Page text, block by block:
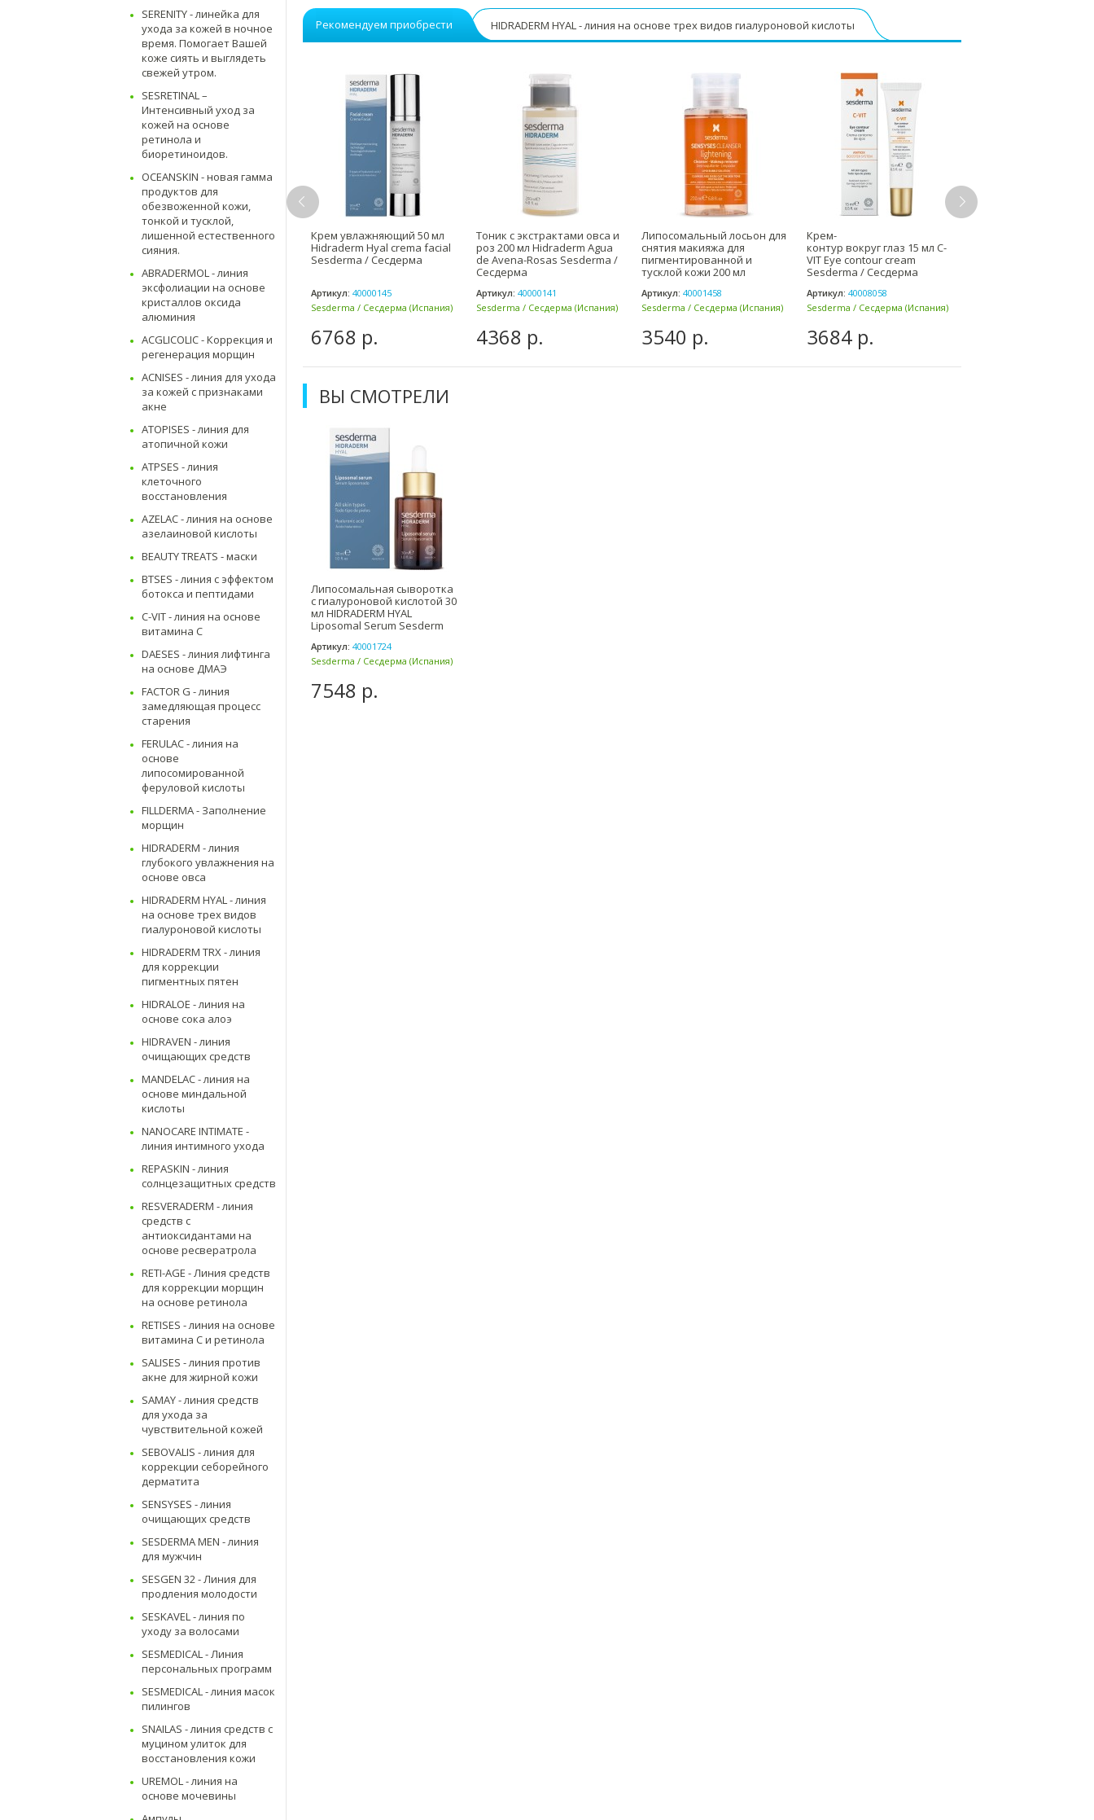
SERENITY - линейка для
ухода за кожей в ночное
время. Помогает Вашей
коже сиять и выглядеть
свежей утром.
SESRETINAL –
Интенсивный уход за
кожей на основе
ретинола и
биоретиноидов.
OCEANSKIN - новая гамма
продуктов для
обезвоженной кожи,
тонкой и тусклой,
лишенной естественного
сияния.
ABRADERMOL - линия
эксфолиации на основе
кристаллов оксида
алюминия
ACGLICOLIC - Коррекция и
регенерация морщин
ACNISES - линия для ухода
за кожей с признаками
акне
ATOPISES - линия для
атопичной кожи
ATPSES - линия
клеточного
восстановления
AZELAC - линия на основе
азелаиновой кислоты
BEAUTY TREATS - маски
BTSES - линия с эффектом
ботокса и пептидами
C-VIT - линия на основе
витамина C
DAESES - линия лифтинга
на основе ДМАЭ
FACTOR G - линия
замедляющая процесс
старения
FERULAC - линия на
основе
липосомированной
феруловой кислоты
FILLDERMA - Заполнение
морщин
HIDRADERM - линия
глубокого увлажнения на
основе овса
HIDRADERM HYAL - линия
на основе трех видов
гиалуроновой кислоты
HIDRADERM TRX - линия
для коррекции
пигментных пятен
HIDRALOE - линия на
основе сока алоэ
HIDRAVEN - линия
очищающих средств
MANDELAC - линия на
основе миндальной
кислоты
NANOCARE INTIMATE -
линия интимного ухода
REPASKIN - линия
солнцезащитных средств
RESVERADERM - линия
средств с
антиоксидантами на
основе ресвератрола
RETI-AGE - Линия средств
для коррекции морщин
на основе ретинола
RETISES - линия на основе
витамина С и ретинола
SALISES - линия против
акне для жирной кожи
SAMAY - линия средств
для ухода за
чувствительной кожей
SEBOVALIS - линия для
коррекции себорейного
дерматита
SENSYSES - линия
очищающих средств
SESDERMA MEN - линия
для мужчин
SESGEN 32 - Линия для
продления молодости
SESKAVEL - линия по
уходу за волосами
SESMEDICAL - Линия
персональных программ
SESMEDICAL - линия масок
пилингов
SNAILAS - линия средств с
муцином улиток для
восстановления кожи
UREMOL - линия на
основе мочевины
Рекомендуем приобрести HIDRADERM HYAL - линия на основе трех видов гиалуроновой кислоты
C-VIT
Увлажняющий крем для лица 50
мл
Артикул:40002442
Sesderma / Сесдерма (Испания)
7332 р.
Крем увлажняющий 50 мл
Hidraderm Hyal crema facial
Sesderma / Сесдерма
Артикул: 40000145
Sesderma / Сесдерма (Испания)
6768 р.
Тоник с экстрактами овса и
роз 200 мл Hidraderm Agua
de Avena-Rosas Sesderma /
Сесдерма
Артикул: 40000141
Sesderma / Сесдерма (Испания)
4368 р.
Липосомальный лосьон для
снятия макияжа для
пигментированной и
тусклой кожи 200 мл
Артикул: 40001458
Sesderma / Сесдерма (Испания)
3540 р.
Крем-
контур вокруг глаз 15 мл C-
VIT Eye contour cream
Sesderma / Сесдерма
Артикул: 40008058
Sesderma / Сесдерма (Испания)
3684 р.
ВЫ СМОТРЕЛИ
Липосомальная сыворотка
с гиалуроновой кислотой 30
мл HIDRADERM HYAL
Liposomal Serum Sesderm
Артикул: 40001724
Sesderma / Сесдерма (Испания)
7548 р.